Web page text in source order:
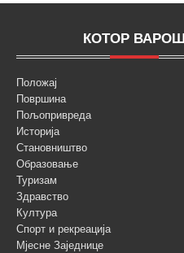
КОТОР ВАРОШ
Положај
Површина
Пољопривреда
Историја
Становништво
Образовање
Туризам
Здравство
Култура
Спорт и рекреација
Мјесне Заједнице